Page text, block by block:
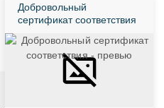
Добровольный
сертификат соответствия